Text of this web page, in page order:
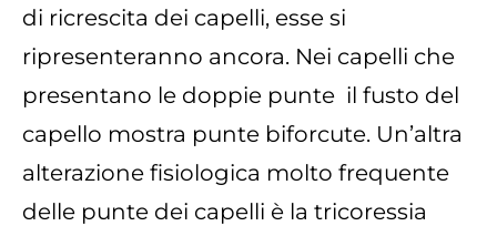
di ricrescita dei capelli, esse si
ripresenteranno ancora. Nei capelli che
presentano le doppie punte il fusto del
capello mostra punte biforcute. Un’altra
alterazione fisiologica molto frequente
delle punte dei capelli è la tricoressia